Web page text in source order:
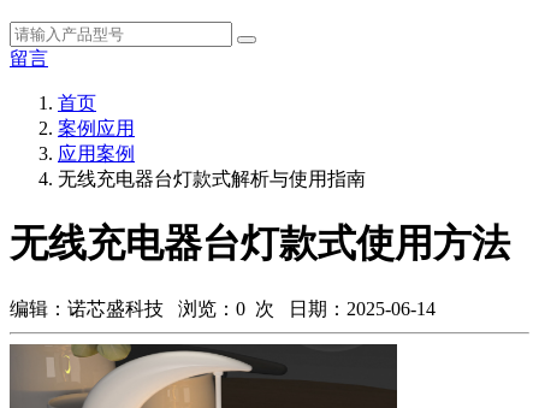
留言
首页
案例应用
应用案例
无线充电器台灯款式解析与使用指南
无线充电器台灯款式使用方法
编辑：诺芯盛科技 浏览： 0 次 日期：2025-06-14